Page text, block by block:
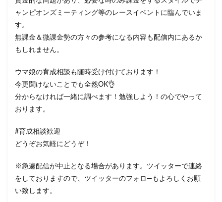
ャンピオンズミーティング等のレースイベントに臨んでいま
す。
無課金＆微課金勢の方々の参考になる内容も配信内にあるか
もしれません。
ウマ娘の育成相談も随時受け付けております！
今更聞けないことでも全然OK👌
分からなければ一緒に調べます！勉強しよう！の心でやって
おります。
#育成相談歓迎
どうぞお気軽にどうぞ！
※急遽配信が中止となる場合があります。ツイッターで連絡
をしておりますので、ツイッターのフォロ―もよろしくお願
い致します。